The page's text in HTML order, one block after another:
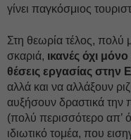
γίνει παγκόσμιος
Στη θεωρία τέλος, πολύ
σκαριά, ικανές όχι
θέσεις εργασίας στην
αλλά και να αλλάξουν
αυξήσουν δραστικά την
(πολύ περισσότερο απ’
ιδιωτικό τομέα, που